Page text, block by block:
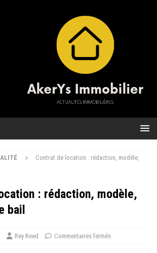
Contrat de location : rédaction, modèle,
: rédaction, modèle,
bail
Rey Reed Commentaires fermés